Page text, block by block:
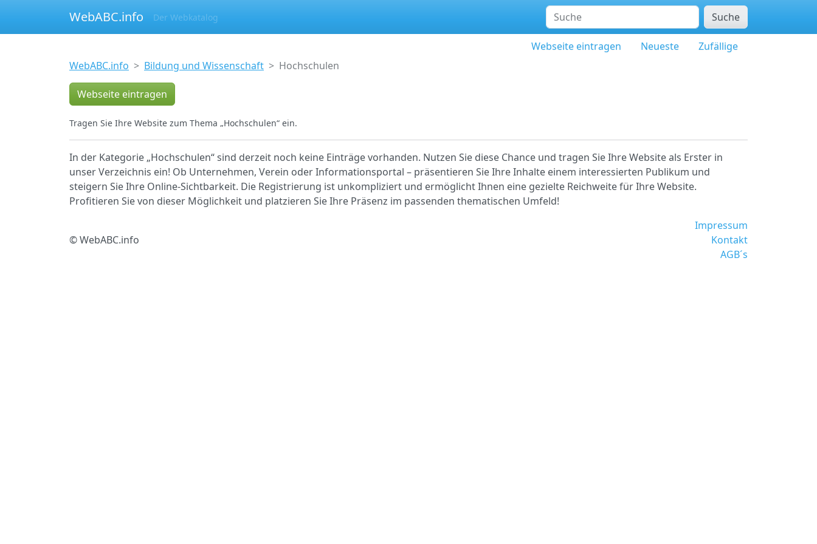
WebABC.info Der Webkatalog Suche
Webseite eintragen Neueste
Zufällige
WebABC.info
Bildung und Wissenschaft Hochschulen
Webseite eintragen
Tragen Sie Ihre Website zum Thema „Hochschulen“ ein.
In der Kategorie „Hochschulen“ sind derzeit noch keine Einträge vorhanden. Nutzen Sie diese Chance und tragen Sie Ihre Website als Erster in
unser Verzeichnis ein! Ob Unternehmen, Verein oder Informationsportal – präsentieren Sie Ihre Inhalte einem interessierten Publikum und
steigern Sie Ihre Online-Sichtbarkeit. Die Registrierung ist unkompliziert und ermöglicht Ihnen eine gezielte Reichweite für Ihre Website.
Profitieren Sie von dieser Möglichkeit und platzieren Sie Ihre Präsenz im passenden thematischen Umfeld!
© WebABC.info
Impressum
Kontakt
AGB´s